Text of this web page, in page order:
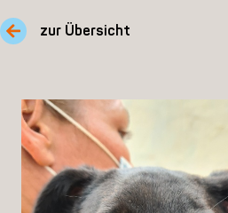
zur Übersicht